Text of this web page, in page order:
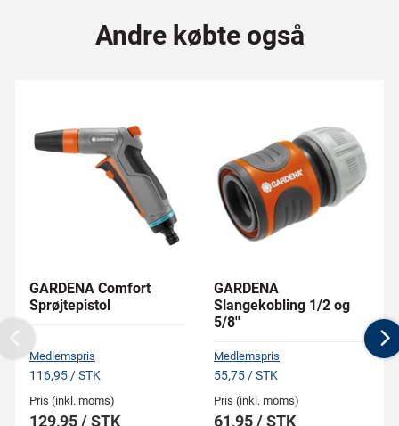
Andre købte også
GARDENA Comfort
Sprøjtepistol
Medlemspris
116,95 / STK
Pris (inkl. moms)
129,95 / STK
GARDENA
Slangekobling 1/2 og
5/8''
Medlemspris
55,75 / STK
Pris (inkl. moms)
61,95 / STK
Previous